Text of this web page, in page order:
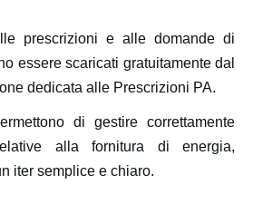
prescrizioni e alle domande di
essere scaricati gratuitamente dal
dedicata alle Prescrizioni PA.
di gestire correttamente
alla fornitura di energia,
iter semplice e chiaro.